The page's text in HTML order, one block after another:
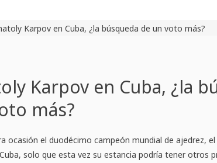
Karpov en Cuba, ¿la
más?
ocasión el duodécimo campeón mundial de ajedrez,
solo que esta vez su estancia podría tener otros